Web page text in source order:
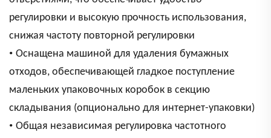
регулировки и высокую прочность использования,
снижая частоту повторной регулировки
• Оснащена машиной для удаления бумажных
отходов, обеспечивающей гладкое поступление
маленьких упаковочных коробок в секцию
складывания (опционально для интернет-упаковки)
• Общая независимая регулировка частотного